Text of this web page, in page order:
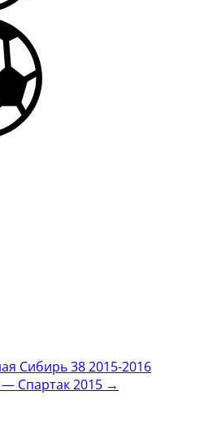
Сибирь 38 2015-2016
Спартак 2015 →